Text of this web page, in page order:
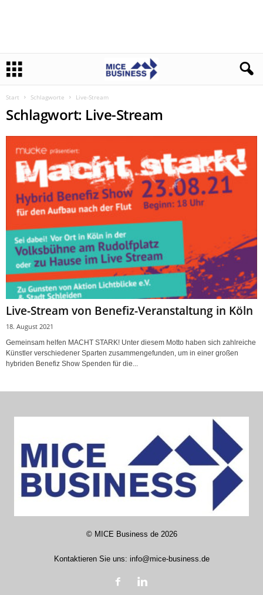
Start Schlagworte Live-Stream
Schlagwort: Live-Stream
Live-Stream von Benefiz-Veranstaltung in Köln
18. August 2021
Gemeinsam helfen MACHT STARK! Unter diesem Motto haben sich zahlreiche
Künstler verschiedener Sparten zusammengefunden, um in einer großen
hybriden Benefiz Show Spenden für die...
© MICE Business de2026
Kontaktieren Sie uns: info@mice-business.de